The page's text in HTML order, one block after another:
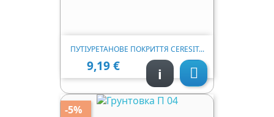
ПУТІУРЕТАНОВЕ ПОКРИТТЯ CERESIT...
Ціна
9,19 € 
i
-5%